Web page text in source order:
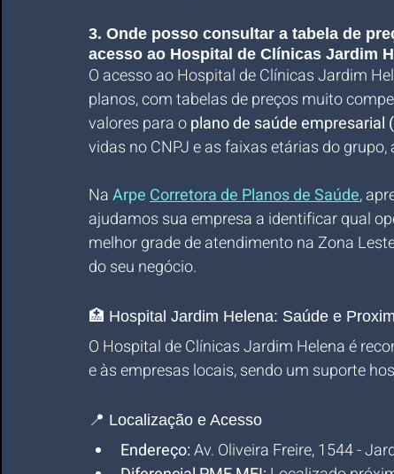
3. Onde posso consultar a tabela de
acesso ao Hospital de Clínicas Jardim
O acesso ao Hospital de Clínicas Jardim
planos, com tabelas de preços muito
valores para o plano de saúde empresarial
vidas no CNPJ e as faixas etárias do
Na Arpe Corretora de Planos de Saúde,
ajudamos sua empresa a identificar qual
melhor grade de atendimento na Zona
do seu negócio.
🏥 Hospital Jardim Helena: Saúde e
O Hospital de Clínicas Jardim Helena é
e às empresas locais, sendo um suporte
📍 Localização e Acesso
Endereço: Av. Oliveira Freire, 1544 -